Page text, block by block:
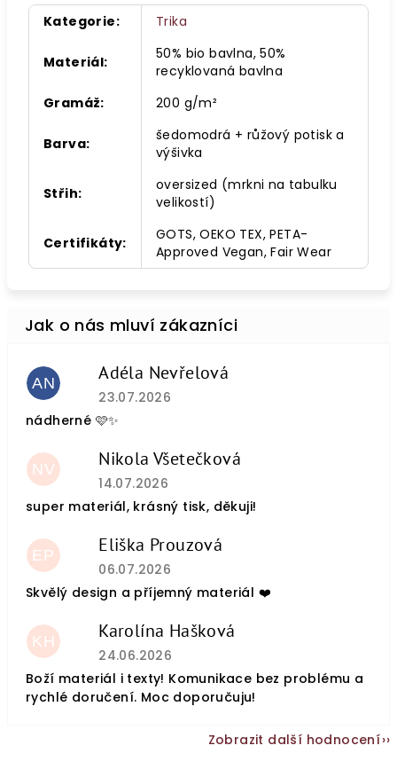
Kategorie: Trika
Materiál:
50% bio bavlna, 50%
recyklovaná bavlna
Gramáž: 200 g/m²
Barva:
šedomodrá + růžový potisk a
výšivka
Střih:
oversized (mrkni na tabulku
velikostí)
Certifikáty:
GOTS, OEKO TEX, PETA-
Approved Vegan, Fair Wear
AN Adéla Nevřelová
Hodnocení obchodu je 5 z 5 hvězdiček.
23.07.2026
nádherné 🩷✨
NV Nikola Všetečková
Hodnocení obchodu je 5 z 5 hvězdiček.
14.07.2026
super materiál, krásný tisk, děkuji!
EP Eliška Prouzová
Hodnocení obchodu je 5 z 5 hvězdiček.
06.07.2026
Skvělý design a příjemný materiál ❤️
KH Karolína Hašková
Hodnocení obchodu je 5 z 5 hvězdiček.
24.06.2026
Boží materiál i texty! Komunikace bez problému a
rychlé doručení. Moc doporučuju!
Zobrazit další hodnocení